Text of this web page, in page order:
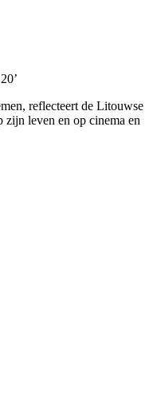
20’
reflecteert de Litouwse
zijn leven en op cinema en